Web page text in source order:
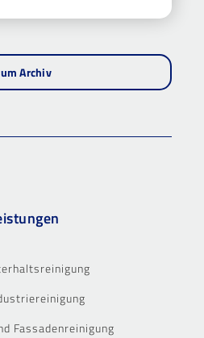
Archiv
Fassadenreinigung